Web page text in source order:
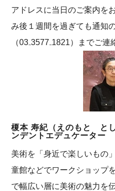
アドレスに当日のご案内を
み後１週間を過ぎても通知
（03₋3577₋1821）までご連
榎本 寿紀（えのもと と
ンデントエデュケーター
美術を「身近で楽しいもの
童館などでワークショップ
で幅広い層に美術の魅力を